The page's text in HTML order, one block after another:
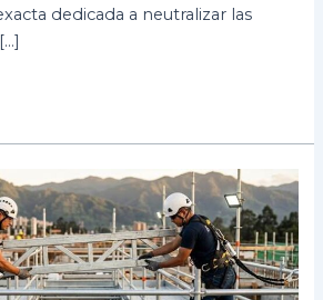
dedicada a neutralizar las